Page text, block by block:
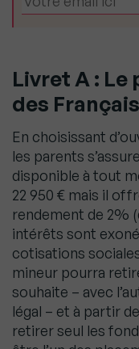
Livret A: Le
des Français
En choisissant
les parents
disponible à tout
22 950 € mais il
rendement de 2%
intérêts sont
cotisations
mineur pourra
souhaite – avec
légal – et à partir
retirer seul les